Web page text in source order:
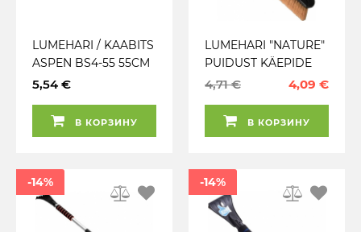
LUMEHARI / KAABITS
ASPEN BS4-55 55CM
VERSACO
5,54 €
В КОРЗИНУ
LUMEHARI "NATURE"
PUIDUST KÄEPIDE
SOONTEGA 42CM
4,71 € 4,09 €
В КОРЗИНУ
-14% -14%